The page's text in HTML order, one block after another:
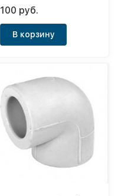
100 руб.
В корзину